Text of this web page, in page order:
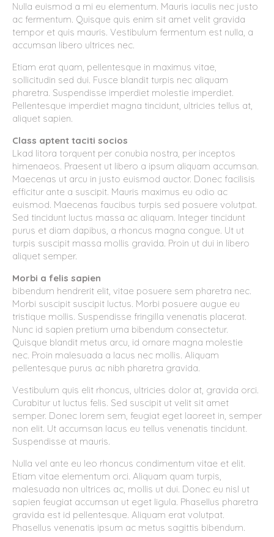
Nulla euismod a mi eu elementum. Mauris iaculis nec justo
ac fermentum. Quisque quis enim sit amet velit gravida
tempor et quis mauris. Vestibulum fermentum est nulla, a
accumsan libero ultrices nec.
Etiam erat quam, pellentesque in maximus vitae,
sollicitudin sed dui. Fusce blandit turpis nec aliquam
pharetra. Suspendisse imperdiet molestie imperdiet.
Pellentesque imperdiet magna tincidunt, ultricies tellus at,
aliquet sapien.
Class aptent taciti socios
Lkad litora torquent per conubia nostra, per inceptos
himenaeos. Praesent ut libero a ipsum aliquam accumsan.
Maecenas ut arcu in justo euismod auctor. Donec facilisis
efficitur ante a suscipit. Mauris maximus eu odio ac
euismod. Maecenas faucibus turpis sed posuere volutpat.
Sed tincidunt luctus massa ac aliquam. Integer tincidunt
purus et diam dapibus, a rhoncus magna congue. Ut ut
turpis suscipit massa mollis gravida. Proin ut dui in libero
aliquet semper.
Morbi a felis sapien
bibendum hendrerit elit, vitae posuere sem pharetra nec.
Morbi suscipit suscipit luctus. Morbi posuere augue eu
tristique mollis. Suspendisse fringilla venenatis placerat.
Nunc id sapien pretium urna bibendum consectetur.
Quisque blandit metus arcu, id ornare magna molestie
nec. Proin malesuada a lacus nec mollis. Aliquam
pellentesque purus ac nibh pharetra gravida.
Vestibulum quis elit rhoncus, ultricies dolor at, gravida orci.
Curabitur ut luctus felis. Sed suscipit ut velit sit amet
semper. Donec lorem sem, feugiat eget laoreet in, semper
non elit. Ut accumsan lacus eu tellus venenatis tincidunt.
Suspendisse at mauris.
Nulla vel ante eu leo rhoncus condimentum vitae et elit.
Etiam vitae elementum orci. Aliquam quam turpis,
malesuada non ultrices ac, mollis ut dui. Donec eu nisl ut
sapien feugiat accumsan ut eget ligula. Phasellus pharetra
gravida est id pellentesque. Aliquam erat volutpat.
Phasellus venenatis ipsum ac metus sagittis bibendum.